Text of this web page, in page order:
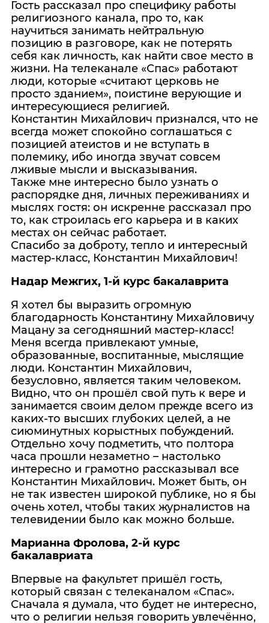
Гость рассказал про специфику работы
религиозного канала, про то, как
научиться занимать нейтральную
позицию в разговоре, как не потерять
себя как личность, как найти свое место в
жизни. На телеканале «Спас» работают
люди, которые «считают церковь не
просто зданием», поистине верующие и
интересующиеся религией.
Константин Михайлович признался, что не
всегда может спокойно соглашаться с
позицией атеистов и не вступать в
полемику, ибо иногда звучат совсем
лживые мысли и высказывания.
Также мне интересно было узнать о
распорядке дня, личных переживаниях и
мыслях гостя: он искренне рассказал про
то, как строилась его карьера и в каких
местах он сейчас работает.
Спасибо за доброту, тепло и интересный
мастер-класс, Константин Михайлович!
Надар Межгих, 1-й курс бакалаврита
Я хотел бы выразить огромную
благодарность Константину Михайловичу
Мацану за сегодняшний мастер-класс!
Меня всегда привлекают умные,
образованные, воспитанные, мыслящие
люди. Константин Михайлович,
безусловно, является таким человеком.
Видно, что он прошёл свой путь к вере и
занимается своим делом прежде всего из
каких-то высших глубоких целей, а не
сиюминутных корыстных побуждений.
Отдельно хочу подметить, что полтора
часа прошли незаметно – настолько
интересно и грамотно рассказывал все
Константин Михайлович. Может быть, он
не так известен широкой публике, но я бы
очень хотел, чтобы таких журналистов на
телевидении было как можно больше.
Марианна Фролова, 2-й курс
бакалавриата
Впервые на факультет пришёл гость,
который связан с телеканалом «Спас».
Сначала я думала, что будет не интересно,
что о религии нельзя говорить увлечённо,